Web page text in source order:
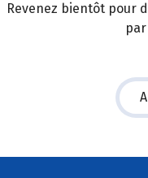
Revenez bientôt pour